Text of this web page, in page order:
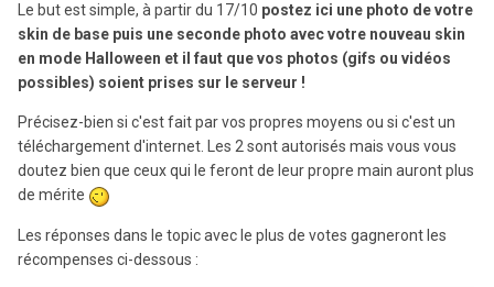
Le but est simple, à partir du 17/10 postez ici une photo de votre
skin de base puis une seconde photo avec votre nouveau skin
en mode Halloween et il faut que vos photos (gifs ou vidéos
possibles) soient prises sur le serveur !
Précisez-bien si c'est fait par vos propres moyens ou si c'est un
téléchargement d'internet. Les 2 sont autorisés mais vous vous
doutez bien que ceux qui le feront de leur propre main auront plus
de mérite
Les réponses dans le topic avec le plus de votes gagneront les
récompenses ci-dessous :